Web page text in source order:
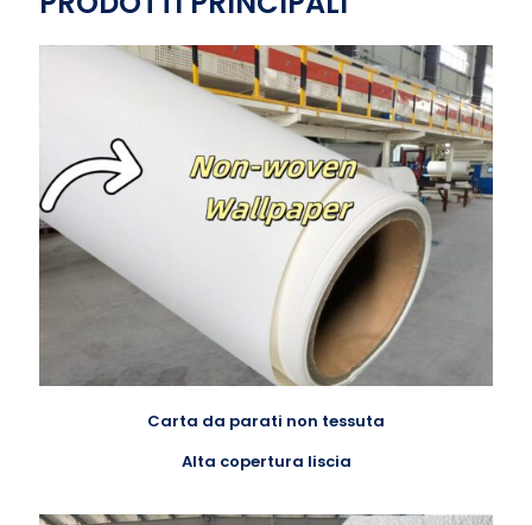
Carta da parati non tessuta
Alta copertura liscia